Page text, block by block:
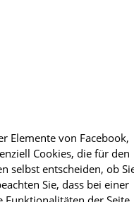
Elemente von Facebook,
Cookies, die für den
selbst entscheiden, ob
Sie, dass bei einer